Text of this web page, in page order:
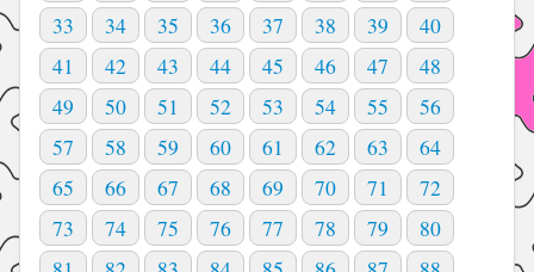
33
34 35 36 37 38 39
40
41
42 43 44 45 46 47
48
49
50 51 52 53 54 55
56
57
58 59 60 61 62 63
64
65
66 67 68 69 70 71
72
73
74 75 76 77 78 79
80